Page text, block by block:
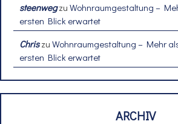
steenwegzu Wohnraumgestaltung –
ersten Blick erwartet
Chriszu Wohnraumgestaltung – Mehr
ersten Blick erwartet
ARCHIV